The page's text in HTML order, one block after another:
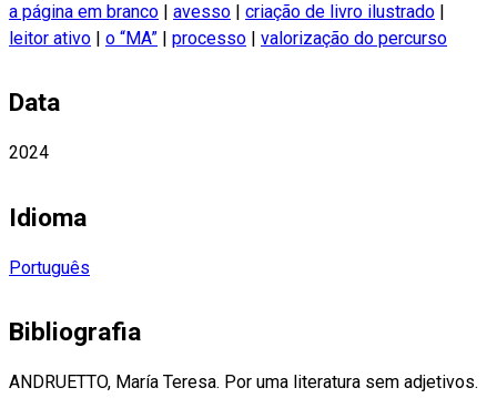
a página em branco avesso criação de livro ilustrado
leitor ativo
o “MA” processo valorização do percurso
Data
2024
Idioma
Português
Bibliografia
ANDRUETTO, María Teresa. Por uma literatura sem adjetivos.